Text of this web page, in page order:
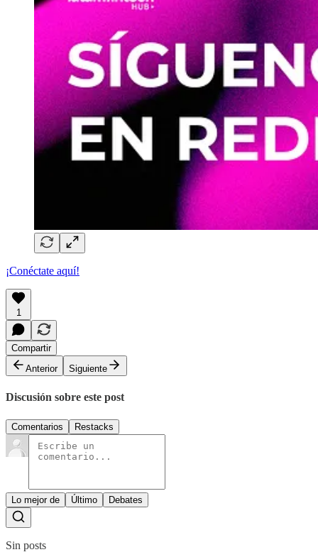
¡Conéctate aquí!
1
Compartir
Anterior
Siguiente
Discusión sobre este post
Comentarios Restacks
Lo mejor de Último Debates
Sin posts